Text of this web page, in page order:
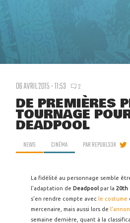
06 AVRIL 2015 - 11:53 2
DE PREMIÈRES
TOURNAGE
DEADPOOL
NEWS CINÉMA PARREPUBL33K
La fidélité au personnage semble
l'adaptation de Deadpool par la 20th
s'en rendre compte avec le costume
mercenaire, mais aussi lors de
semaine dernière, quant à la